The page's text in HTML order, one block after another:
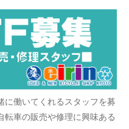
に働いてくれるスタッフを募
転車の販売や修理に興味ある